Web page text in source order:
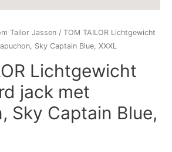
Tailor Jassen / TOM TAILOR Lichtgewicht
Sky Captain Blue, XXXL
Lichtgewicht
jack met
Sky Captain Blue,